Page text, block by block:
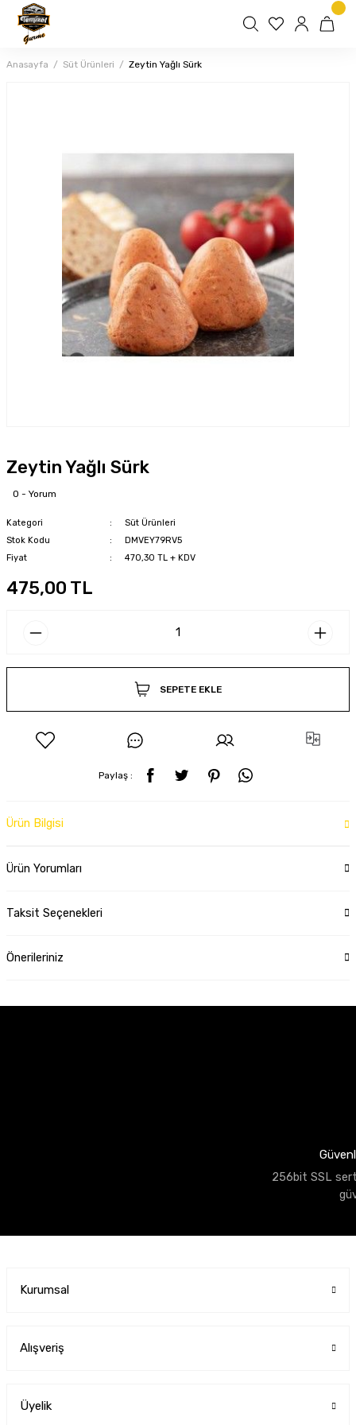
Anasayfa Süt Ürünleri Zeytin Yağlı Sürk
Zeytin Yağlı Sürk
0 - Yorum
Kategori
Süt Ürünleri
Stok Kodu
DMVEY79RV5
Fiyat
470,30 TL + KDV
475,00 TL
SEPETE EKLE
Paylaş :
Ürün Bilgisi
Ürün Yorumları
Taksit Seçenekleri
Önerileriniz
256bit SSL
Kurumsal
Alışveriş
Üyelik